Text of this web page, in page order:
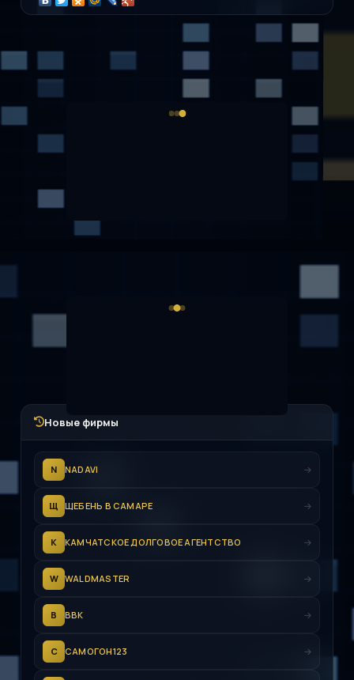
Новые фирмы
N NADAVI
Щ ЩЕБЕНЬ В САМАРЕ
К КАМЧАТСКОЕ ДОЛГОВОЕ АГЕНТСТВО
W WALDMASTER
В ВВК
С САМОГОН123